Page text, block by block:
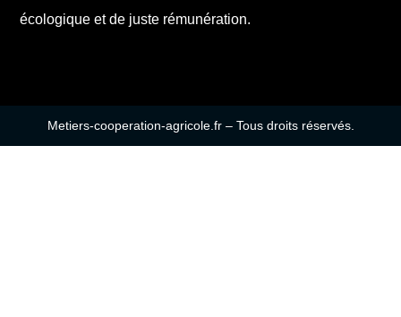
écologique et de juste rémunération.
Metiers-cooperation-agricole.fr – Tous droits réservés.